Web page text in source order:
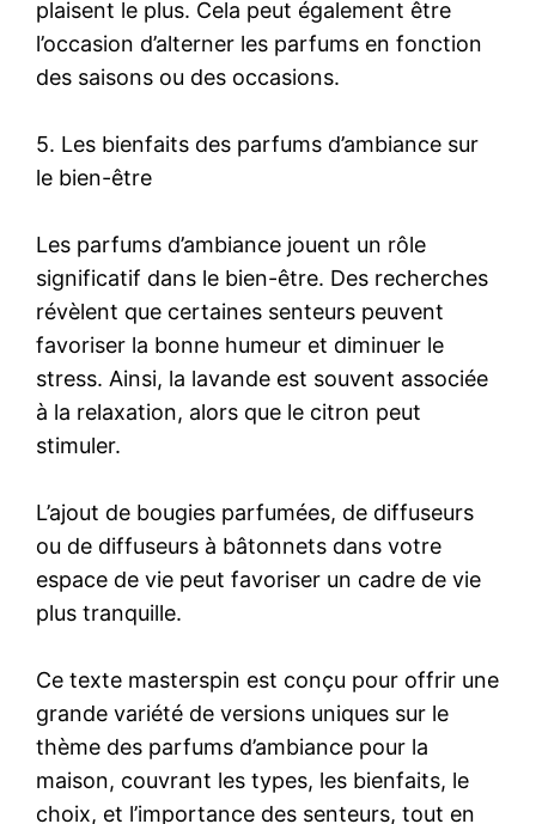
plaisent le plus. Cela peut également être
l’occasion d’alterner les parfums en fonction
des saisons ou des occasions.
5. Les bienfaits des parfums d’ambiance sur
le bien-être
Les parfums d’ambiance jouent un rôle
significatif dans le bien-être. Des recherches
révèlent que certaines senteurs peuvent
favoriser la bonne humeur et diminuer le
stress. Ainsi, la lavande est souvent associée
à la relaxation, alors que le citron peut
stimuler.
L’ajout de bougies parfumées, de diffuseurs
ou de diffuseurs à bâtonnets dans votre
espace de vie peut favoriser un cadre de vie
plus tranquille.
Ce texte masterspin est conçu pour offrir une
grande variété de versions uniques sur le
thème des parfums d’ambiance pour la
maison, couvrant les types, les bienfaits, le
choix, et l’importance des senteurs, tout en